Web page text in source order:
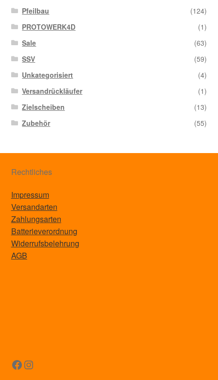
Pfeilbau
(124)
PROTOWERK4D
(1)
Sale
(63)
SSV
(59)
Unkategorisiert
(4)
Versandrückläufer
(1)
Zielscheiben
(13)
Zubehör
(55)
Rechtliches
Impressum
Versandarten
Zahlungsarten
Batterieverordnung
Widerrufsbelehrung
AGB
Facebook
Instagram